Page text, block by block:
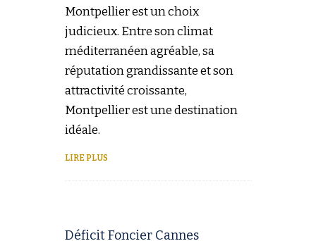
Montpellier est un choix
judicieux. Entre son climat
méditerranéen agréable, sa
réputation grandissante et son
attractivité croissante,
Montpellier est une destination
idéale.
LIRE PLUS
Déficit Foncier Cannes